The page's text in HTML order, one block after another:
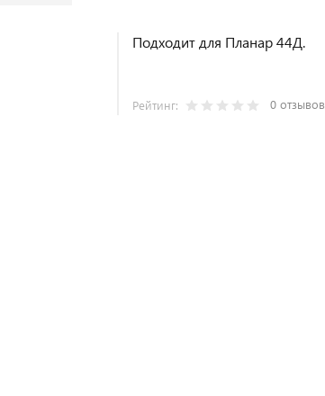
Подходит для Планар 44Д.
Рейтинг: 0 отзывов